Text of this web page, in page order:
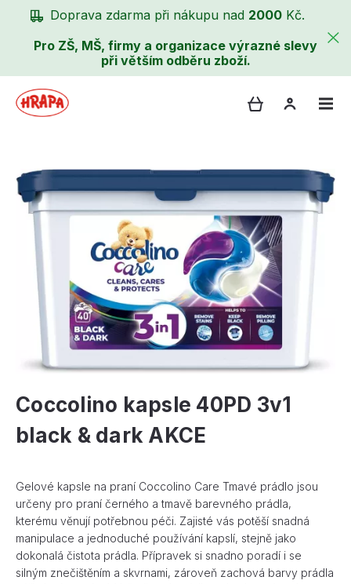
Doprava zdarma při nákupu nad 2000 Kč.
Pro ZŠ, MŠ, firmy a organizace výrazné slevy
při větším odběru zboží.
Coccolino kapsle 40PD 3v1
black & dark AKCE
Gelové kapsle na praní Coccolino Care Tmavé prádlo jsou
určeny pro praní černého a tmavě barevného prádla,
kterému věnují potřebnou péči. Zajisté vás potěší snadná
manipulace a jednoduché používání kapslí, stejně jako
dokonalá čistota prádla. Přípravek si snadno poradí i se
silným znečištěním a skvrnami, zároveň zachová barvy prádla